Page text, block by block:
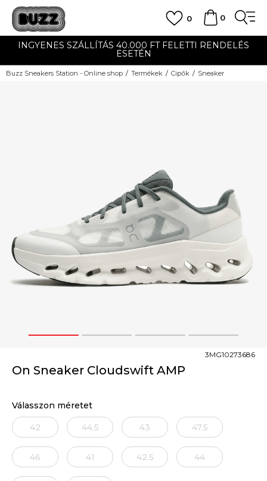
0
0
INGYENES SZÁLLÍTÁS 40.000 FT FELETTI RENDELÉS
ESETÉN
Buzz Sneakers Station - Online shop Termékek Cipők Sneaker
1 2 3 4
On Sneaker Cloudswift AMP
3MG10273686
Válasszon méretet
42 44.5 43 47.5
46 41 42.5 44